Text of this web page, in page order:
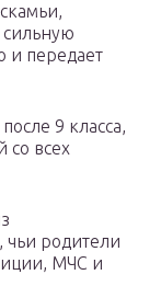
и передает
9 класса,
со всех
чьи родители
МЧС и